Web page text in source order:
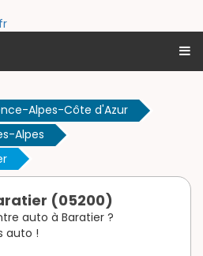
Alpes-Côte d'Azur
Alpes
(05200)
auto à Baratier ?
auto !